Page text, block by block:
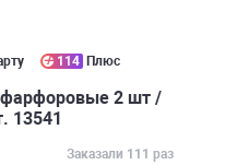
114 Плюс
фарфоровые 2 шт /
13541
Заказали 111 раз